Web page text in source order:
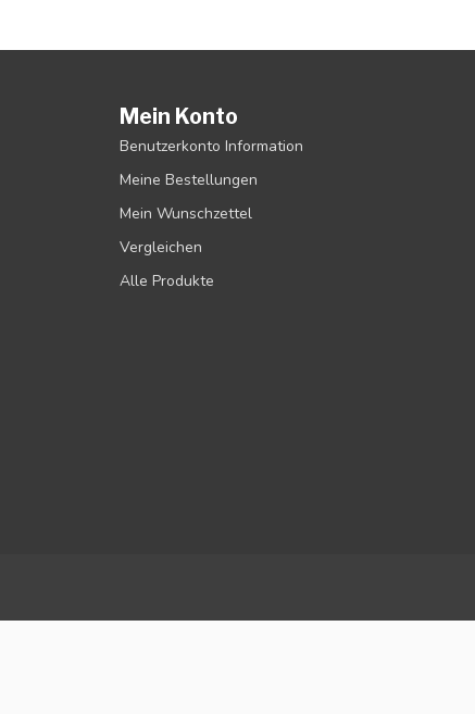
Mein Konto
Benutzerkonto Information
Meine Bestellungen
Mein Wunschzettel
Vergleichen
Alle Produkte